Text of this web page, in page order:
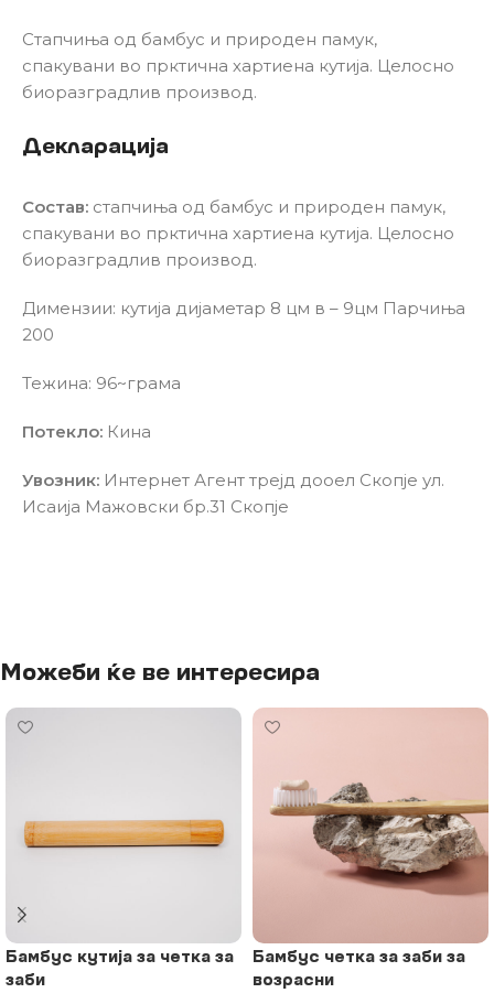
Стапчиња од бамбус и природен памук,
спакувани во прктична хартиена кутија. Целосно
биоразградлив производ.
Декларација
Состав: стапчиња од бамбус и природен памук,
спакувани во прктична хартиена кутија. Целосно
биоразградлив производ.
Димензии: кутија дијаметар 8 цм в – 9цм Парчиња
200
Тежина: 96~грама
Потекло: Кина
Увозник: Интернет Агент трејд дооел Скопје ул.
Исаија Мажовски бр.31 Скопје
Можеби ќе ве интересира
Бамбус кутија за четка за
заби
Бамбус четка за заби за
возрасни